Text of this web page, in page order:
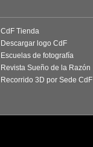
CdF Tienda
Descargar logo CdF
Escuelas de fotografía
Revista Sueño de la Razón
Recorrido 3D por Sede CdF